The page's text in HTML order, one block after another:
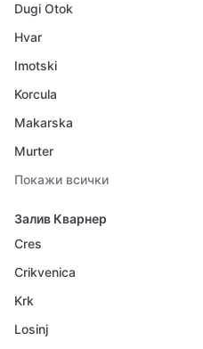
Dugi Otok
Hvar
Imotski
Korcula
Makarska
Murter
Покажи всички
Залив Кварнер
Cres
Crikvenica
Krk
Losinj